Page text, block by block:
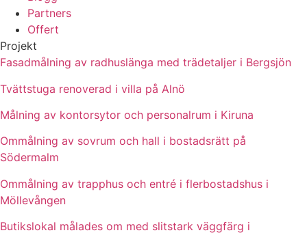
Partners
Offert
Projekt
Fasadmålning av radhuslänga med trädetaljer i Bergsjön
Tvättstuga renoverad i villa på Alnö
Målning av kontorsytor och personalrum i Kiruna
Ommålning av sovrum och hall i bostadsrätt på
Södermalm
Ommålning av trapphus och entré i flerbostadshus i
Möllevången
Butikslokal målades om med slitstark väggfärg i